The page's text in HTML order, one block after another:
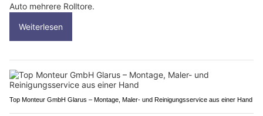
Auto mehrere Rolltore.
Weiterlesen
Top Monteur GmbH Glarus – Montage, Maler- und Reinigungsservice aus einer Hand